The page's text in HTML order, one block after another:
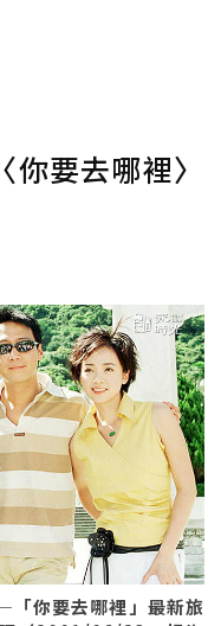
要去哪裡〉
你要去哪裡」最新旅